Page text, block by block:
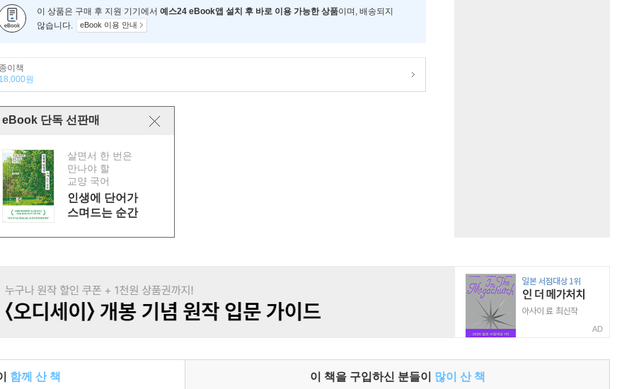
이 상품은 구매 후 지원 기기에서 예스24 eBook앱 설치 후 바로 이용 가능한 상품이며, 배송되지
않습니다.
eBook 이용 안내
이책
원
eBook 단독 선판매
살면서 한 번은
만나야 할
교양 국어
인생에 단어가
스며드는 순간
AD
함께 산 책 이 책을 구입하신 분들이 많이 산 책